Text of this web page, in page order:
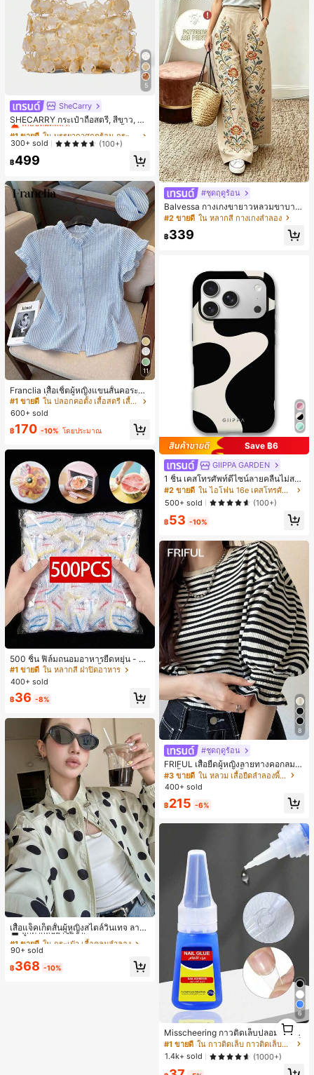
5
SheCarry
SHECARRY กระเป๋าถือสตรี, สีขาว, แฟ
ชั่น, สง่างาม, วันหยุด, งานปาร์ตี้
#1 ขายดี
เกือบหมดแล้ว!
#1 ขายดี
เกือบหมดแล้ว!
#1 ขายดี
เกือบหมดแล้ว!
#1 ขายดี
ใน บรรยากาศฤดูร้อน กระเป๋าหูหิ้วด้านบนผู้หญิง
เกือบหมดแล้ว!
300+ sold (100+)
฿499
11
Franclia เสื้อเชิ้ตผู้หญิงแขนสั้นคอระบา
ยกระดุมเดี่ยวลายทาง
#1 ขายดี
ใน ปลอกคอตั้ง เสื้อสตรี เสื้อเบลาส์ & Tee
600+ sold
฿170 -10% โดยประมาณ
500 ชิ้น ฟิล์มถนอมอาหารยืดหยุ่น - ฝา
ครอบจานใสยืดหยุ่น, ใช้ซ้ำได้, หลากห
ลายฟังก์ชัน, ไม่มีกลิ่น, ป้องกันฝุ่น เหมา
ะสำหรับบ้าน, ร้านอาหาร, ปิกนิก - เหม
าะกับขนาดจานทุกขนาด, สิ่งจำเป็นสำ
หรับปิกนิก | ฟิล์มบรรจุภัณฑ์ตกแต่ง | ฟิ
ล์มพลาสติกใช้ซ้ำได้, ฟิล์มพลาสติกอาห
าร, สิ่งจำเป็นในครัว
#1 ขายดี ใน หลากสี ฝาปิดอาหาร
400+ sold
฿36 -8%
เสื้อแจ็คเก็ตสั้นผู้หญิงสไตล์วินเทจ ลายจุ
ดขนาดใหญ่ คอตั้ง เอวเข้ารูป แขนพอง
ทรงหลวม แฟชั่นอเนกประสงค์ สำหรับใ
ส่ประจำวันและไปเที่ยวพักผ่อน
#1 ขายดี
ใน กระเป๋า เสื้อคลุมลำลอง
ลูกค้ากลับมาซื้อซ้ำ!
#1 ขายดี ใน กระเป๋า เสื้อคลุมลำลอง
ลูกค้ากลับมาซื้อซ้ำ!
#1 ขายดี ใน กระเป๋า เสื้อคลุมลำลอง
ลูกค้ากลับมาซื้อซ้ำ!
#1 ขายดี
ใน กระเป๋า เสื้อคลุมลำลอง
90+ sold
฿368 -10%
#ชุดฤดูร้อน
Balvessa กางเกงขายาวหลวมขาบาน
ลำลองสำหรับผู้หญิง ปักลายดอกไม้ มีก
#2 ขายดี ใน หลากสี กางเกงลำลอง
฿339
Save ฿6
GIIPPA GARDEN
1 ชิ้น เคสโทรศัพท์ดีไซน์ลายคลื่นไม่สม
มาตรสำหรับ Phone 17 Pro Max, เหม
าะสำหรับ Phone 16 Pro Max, 15 Pro
Max, 14 Pro Max, เคสโทรศัพท์สไตล์เ
กาหลีและน่าสนใจ, เข้ากันได้กับ 11/12/
13/14/15/16 Pro Max Plus, ดีไซน์หรู
ขวัญในอุดมคติสำหรับคริสต์มาส, วันว
าเลนไทน์, อีสเตอร์, ฤดูแต่งงานและวันเ
กิดสำหรับแฟนสาว
#2 ขายดี
ใน ไอโฟน 16e เคสโทรศัพท์แฟชั่น
500+ sold
(100+)
฿53 -10%
8
#ชุดฤดูร้อน
FRIFUL เสื้อยืดผู้หญิงลายทางคอกลมแ
ขนสั้นปลายแขนพับ เสื้อยืดกราฟิกฤดูร้
อน
#3 ขายดี
ใน หลวม เสื้อยืดลำลองพื้นฐาน
400+ sold
฿215 -6%
6
Misscheering กาวติดเล็บปลอม 20 กรั
ม แรงยึดสูง เจลสติกเกอร์เล็บนุ่ม แห้งเร็
ว เหมาะสำหรับผู้เริ่มต้นทำเล็บ ติดทนน
าน
#1 ขายดี
ใน กาวติดเล็บ กาวติดเล็บและสารยึดติด
1.4k+ sold
(1000+)
1
1